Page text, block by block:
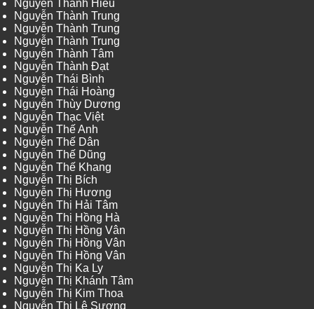
Nguyễn Thành Hiếu
Nguyễn Thành Trung
Nguyễn Thành Trung
Nguyễn Thành Trung
Nguyễn Thành Tâm
Nguyễn Thành Đạt
Nguyễn Thái Bình
Nguyễn Thái Hoàng
Nguyễn Thùy Dương
Nguyễn Thạc Việt
Nguyễn Thế Anh
Nguyễn Thế Dân
Nguyễn Thế Dũng
Nguyễn Thế Khang
Nguyễn Thị Bích
Nguyễn Thị Hương
Nguyễn Thị Hải Tâm
Nguyễn Thị Hồng Hà
Nguyễn Thị Hồng Vân
Nguyễn Thị Hồng Vân
Nguyễn Thị Hồng Vân
Nguyễn Thị Ka Ly
Nguyễn Thị Khánh Tâm
Nguyễn Thị Kim Thoa
Nguyễn Thị Lệ Sương